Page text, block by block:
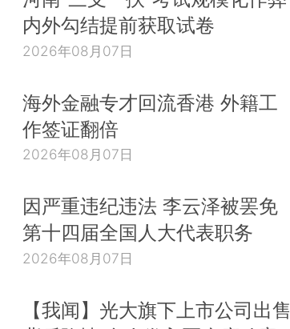
内外勾结提前获取试卷
2026年08月07日
海外金融专才回流香港 外籍工
作签证翻倍
2026年08月07日
因严重违纪违法 李云泽被罢免
第十四届全国人大代表职务
2026年08月07日
【我闻】光大旗下上市公司出售